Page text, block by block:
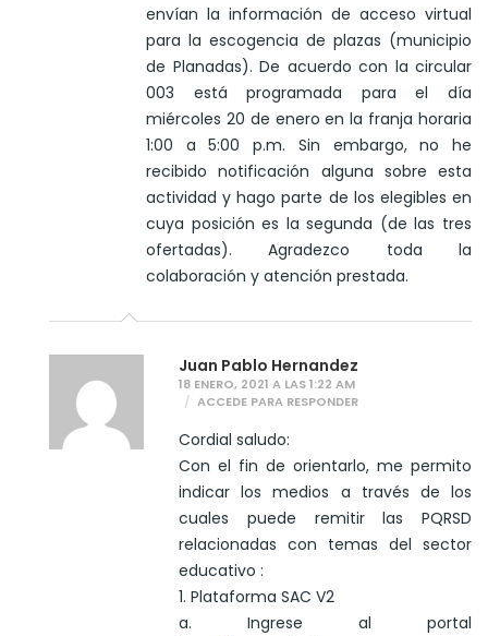
envían la información de acceso virtual
para la escogencia de plazas (municipio
de Planadas). De acuerdo con la circular
003 está programada para el día
miércoles 20 de enero en la franja horaria
1:00 a 5:00 p.m. Sin embargo, no he
recibido notificación alguna sobre esta
actividad y hago parte de los elegibles en
cuya posición es la segunda (de las tres
ofertadas). Agradezco toda la
colaboración y atención prestada.
Juan Pablo Hernandez
18 ENERO, 2021 A LAS 1:22 AM
ACCEDE PARA RESPONDER
Cordial saludo:
Con el fin de orientarlo, me permito
indicar los medios a través de los
cuales puede remitir las PQRSD
relacionadas con temas del sector
educativo :
1. Plataforma SAC V2
a. Ingrese al portal